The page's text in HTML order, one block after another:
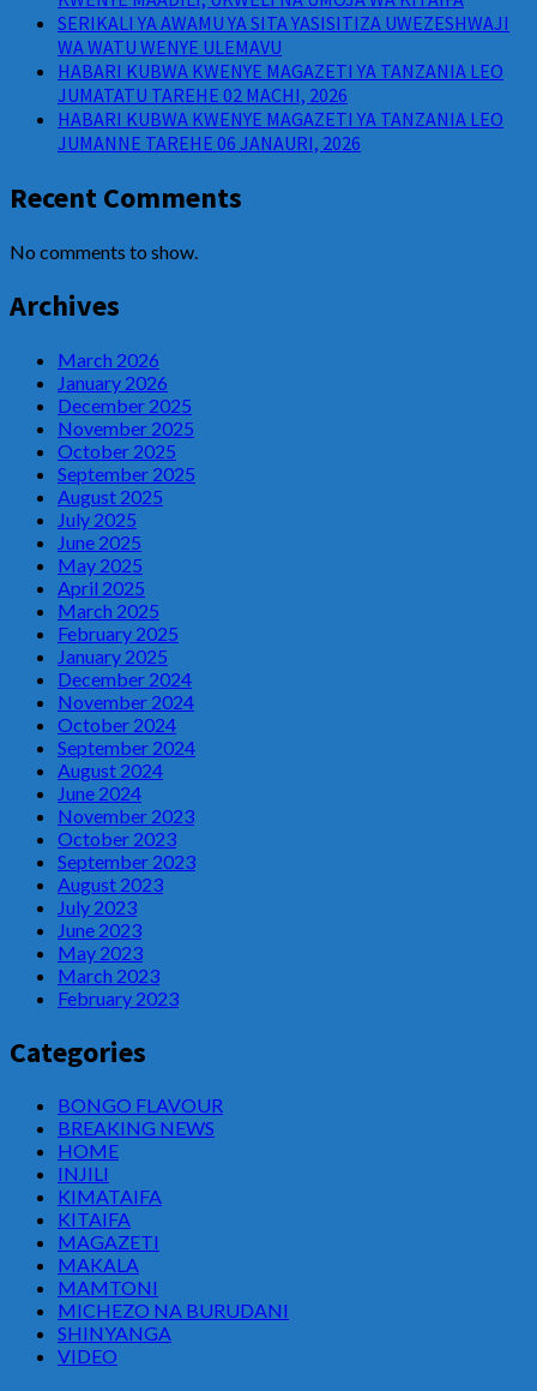
SERIKALI YA AWAMU YA SITA YASISITIZA UWEZESHWAJI
WA WATU WENYE ULEMAVU
HABARI KUBWA KWENYE MAGAZETI YA TANZANIA LEO
JUMATATU TAREHE 02 MACHI, 2026
HABARI KUBWA KWENYE MAGAZETI YA TANZANIA LEO
JUMANNE TAREHE 06 JANAURI, 2026
Recent Comments
No comments to show.
Archives
March 2026
January 2026
December 2025
November 2025
October 2025
September 2025
August 2025
July 2025
June 2025
May 2025
April 2025
March 2025
February 2025
January 2025
December 2024
November 2024
October 2024
September 2024
August 2024
June 2024
November 2023
October 2023
September 2023
August 2023
July 2023
June 2023
May 2023
March 2023
February 2023
Categories
BONGO FLAVOUR
BREAKING NEWS
HOME
INJILI
KIMATAIFA
KITAIFA
MAGAZETI
MAKALA
MAMTONI
MICHEZO NA BURUDANI
SHINYANGA
VIDEO